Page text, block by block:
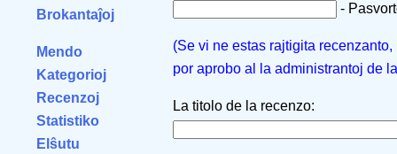
Brokantaĵoj
Mendo
Kategorioj
Recenzoj
Statistiko
Elŝutu
-
(Se vi ne estas rajtigita
por aprobo al la administrantoj de
La titolo de la recenzo: